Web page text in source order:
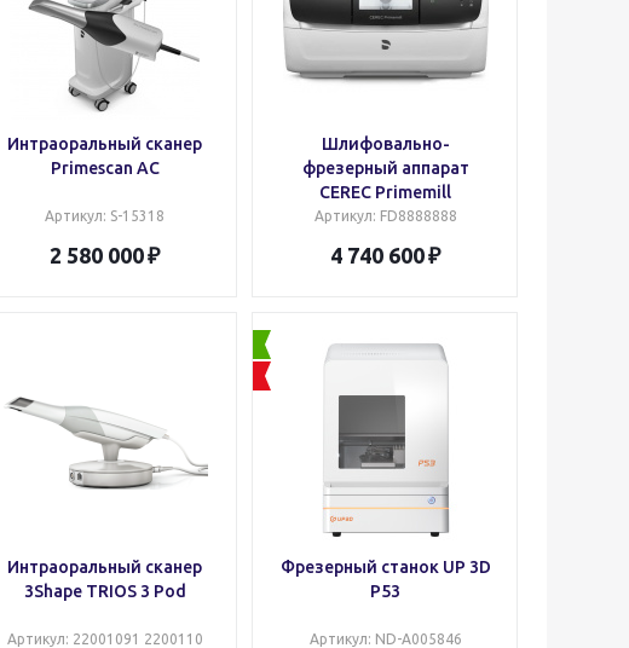
Интраоральный сканер
Primescan AC
Артикул: S-15318
2 580 000
Шлифовально-
фрезерный аппарат
CEREC Primemill
Артикул: FD8888888
4 740 600
Интраоральный сканер
3Shape TRIOS 3 Pod
Артикул: 22001091 2200110
Фрезерный станок UP 3D
P53
Артикул: ND-A005846